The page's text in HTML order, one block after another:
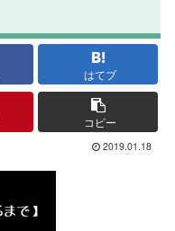
はてブ
コピー
2019.01.18